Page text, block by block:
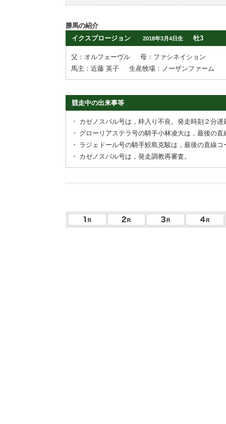
勝馬の紹介
イクスプロージョン
2018年3月4日生 牡3
父：オルフェーヴル
母：ファシネイション
馬主：近藤 英子
生産牧場：ノーザンファーム
競走中の出来事等
・ カゼノスバル号は，枠入り不良。発走時刻２分遅
・ グローリアステラ号の騎手小林凌大は，最後の
・ ラジェドール号の騎手鮫島克駿は，最後の直線
・ カゼノスバル号は，発走調教再審査。